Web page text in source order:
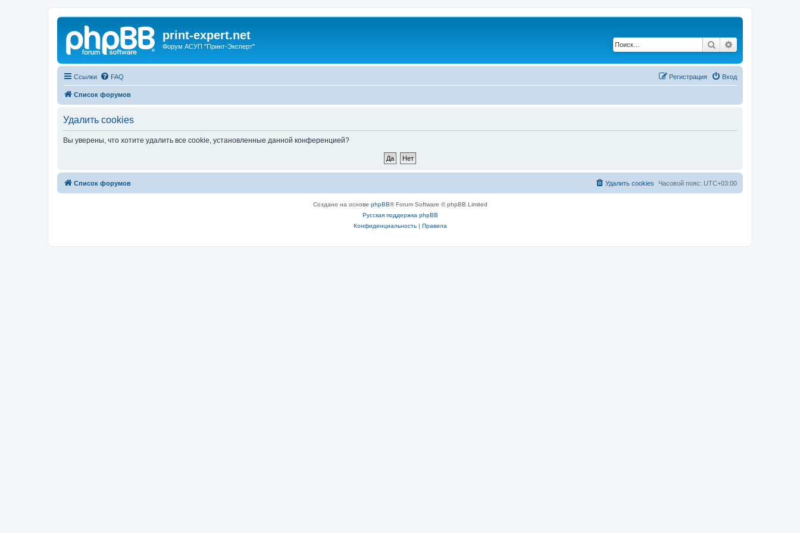
print-expert.net
Форум АСУП "Принт-Эксперт" Поиск
Ссылки FAQ Вход
Регистрация
Список форумов
Удалить cookies
Вы уверены, что хотите удалить все cookie, установленные данной конференцией?
Список форумов Часовой пояс: UTC+03:00
Удалить cookies
Создано на основе phpBB® Forum Software © phpBB Limited
Русская поддержка phpBB
Конфиденциальность| Правила